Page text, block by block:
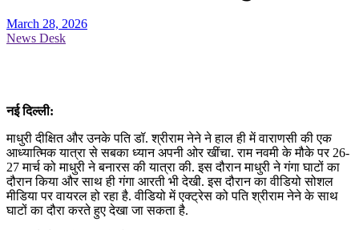
March 28, 2026
News Desk
नई दिल्ली:
माधुरी दीक्षित और उनके पति डॉ. श्रीराम नेने ने हाल ही में वाराणसी की एक
आध्यात्मिक यात्रा से सबका ध्यान अपनी ओर खींचा. राम नवमी के मौके पर 26-
27 मार्च को माधुरी ने बनारस की यात्रा की. इस दौरान माधुरी ने गंगा घाटों का
दौरान किया और साथ ही गंगा आरती भी देखी. इस दौरान का वीडियो सोशल
मीडिया पर वायरल हो रहा है. वीडियो में एक्ट्रेस को पति श्रीराम नेने के साथ
घाटों का दौरा करते हुए देखा जा सकता है.